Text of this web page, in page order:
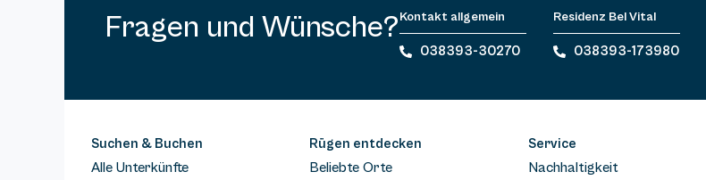
Fragen und Wünsche?Kontakt allgemein
038393-30270
Residenz Bel Vital
038393-173980
Suchen & Buchen
Alle Unterkünfte
Rügen entdecken
Beliebte Orte
Service
Nachhaltigkeit